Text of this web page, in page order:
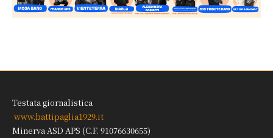
Testata giornalistica
www.battipaglia1929.it
Minerva ASD APS (C.F. 91076630655)